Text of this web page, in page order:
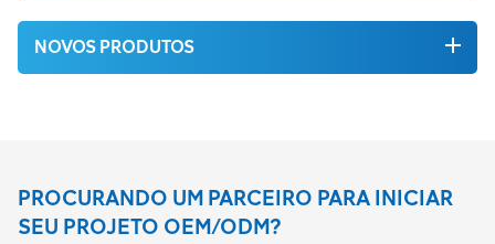
NOVOS PRODUTOS
PROCURANDO UM PARCEIRO PARA INICIAR
SEU PROJETO OEM/ODM?